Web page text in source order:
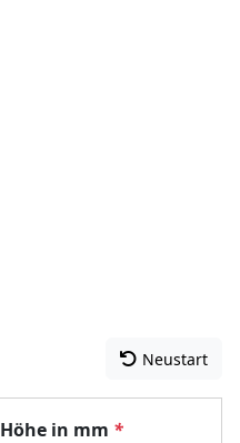
Neustart
Höhe in mm *